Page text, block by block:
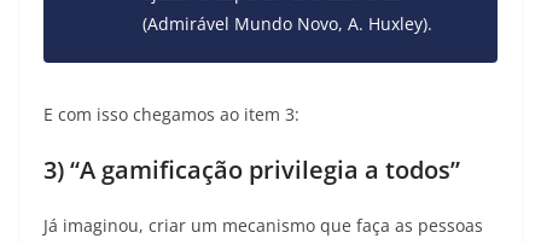
(Admirável Mundo Novo, A. Huxley).
E com isso chegamos ao item 3:
3) “A gamificação privilegia a todos”
Já imaginou, criar um mecanismo que faça as pessoas